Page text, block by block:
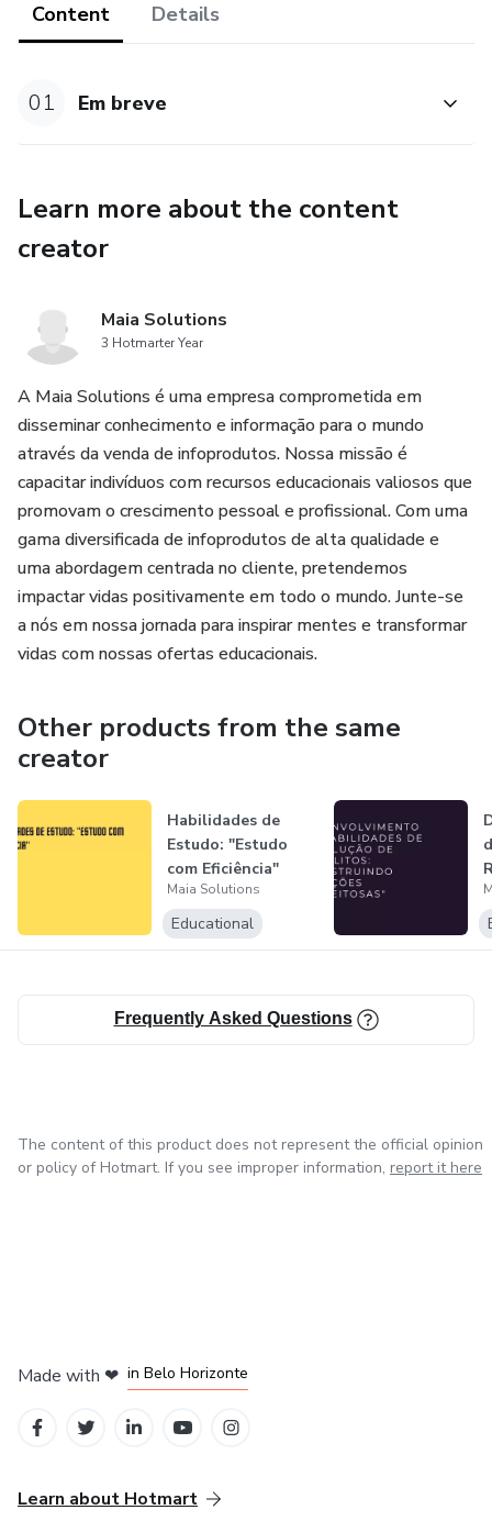
Content Details
01 Em breve
Learn more about the content
creator
Maia Solutions
3 Hotmarter Year
A Maia Solutions é uma empresa comprometida em
disseminar conhecimento e informação para o mundo
através da venda de infoprodutos. Nossa missão é
capacitar indivíduos com recursos educacionais valiosos que
promovam o crescimento pessoal e profissional. Com uma
gama diversificada de infoprodutos de alta qualidade e
uma abordagem centrada no cliente, pretendemos
impactar vidas positivamente em todo o mundo. Junte-se
a nós em nossa jornada para inspirar mentes e transformar
vidas com nossas ofertas educacionais.
Other products from the same
creator
Habilidades de
Estudo: "Estudo
com Eficiência"
Maia Solutions
Educational
Frequently Asked Questions
The content of this product does not represent the official opinion
or policy of Hotmart. If you see improper information, report it here
Made with ❤ in Belo Horizonte
Learn about Hotmart